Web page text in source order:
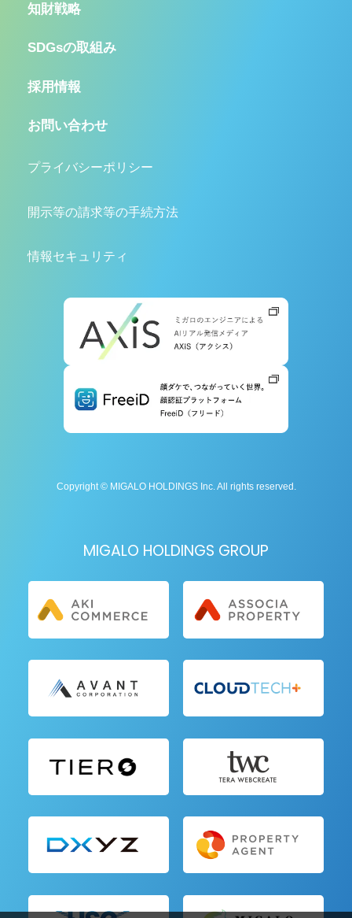
知財戦略
SDGsの取組み
採用情報
お問い合わせ
プライバシーポリシー
開示等の請求等の手続方法
情報セキュリティ
Copyright © MIGALO HOLDINGS Inc. All rights reserved.
MIGALO HOLDINGS GROUP